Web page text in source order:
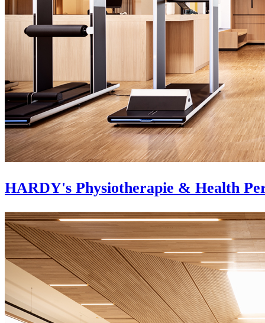
HARDY's Physiotherapie & Health